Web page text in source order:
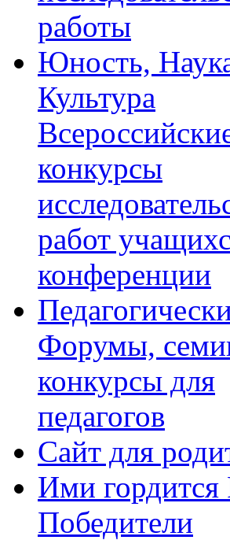
работы
Юность,
Культура
конкурсы
работ
конференции
Форумы,
конкурсы для
педагогов
Сайт для
Ими гордится
Победители